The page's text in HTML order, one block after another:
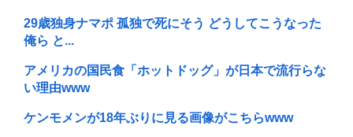
29歳独身ナマポ 孤独で死にそう どうしてこうなった
俺ら と...
アメリカの国民食「ホットドッグ」が日本で流行らな
い理由www
ケンモメンが18年ぶりに見る画像がこちらwww